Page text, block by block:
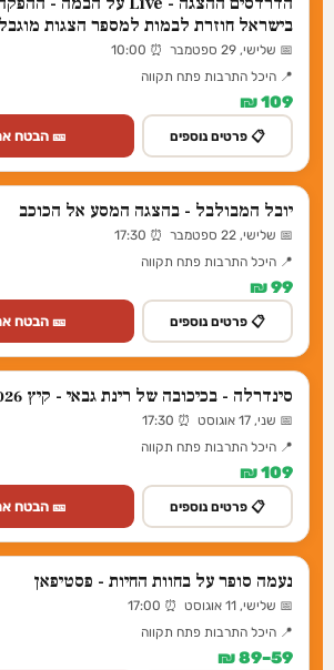
בישראל חוזרת לבמות למספר הצגות
📅 שלישי, 29 ספטמבר ⏰ 10:00
📍 היכל התרבות פתח תקווה
109 ₪
📋 פרטים נוספים 🎫 הבטח
יובל המבולבל - בהצגה המסע אל הכוכב
📅 שלישי, 22 ספטמבר ⏰ 17:30
📍 היכל התרבות פתח תקווה
99 ₪
📋 פרטים נוספים 🎫 הבטח
סינדרלה - בכיכובה של רינת גבאי - קיץ 2026
📅 שני, 17 אוגוסט ⏰ 17:30
📍 היכל התרבות פתח תקווה
109 ₪
📋 פרטים נוספים 🎫 הבטח
נעמה סופר על בחוות החיות - פסטיפאן
📅 שלישי, 11 אוגוסט ⏰ 17:00
📍 היכל התרבות פתח תקווה
59–89 ₪